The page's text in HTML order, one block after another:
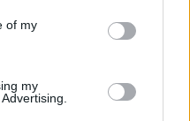
of my
my
που βιώνει στον χώρο της
χρόνια μετά τη νίκη της
Eurovision.